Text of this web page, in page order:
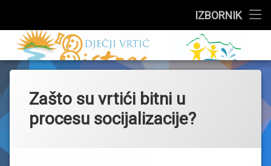
IZBORNIK
Upisi
Događanja
Skupine
Za roditelje
Preskoči
sadržaj
Dječji vrtić
Zašto su vrtići bitni u
procesu socijalizacije?